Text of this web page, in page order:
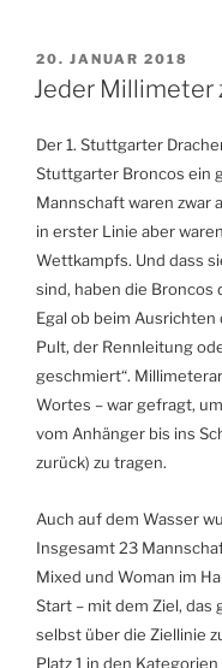
VERÖFFENTLICHT
AM
20. JANUAR 2018
Jeder Millimeter
Der 1. Stuttgarter
Stuttgarter Broncos ein
Mannschaft waren zwar
in erster Linie aber
Wettkampfs. Und dass
sind, haben die
Egal ob beim
Pult, der Rennleitung
geschmiert“.
Wortes – war gefragt,
vom Anhänger bis ins
zurück) zu tragen.
Auch auf dem Wasser
Insgesamt 23
Mixed und Woman im
Start – mit dem Ziel, das
selbst über die Ziellinie
Platz 1 in den